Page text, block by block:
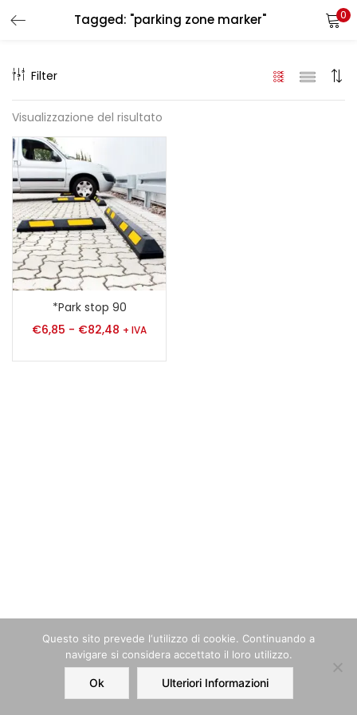
Tagged: "parking zone marker" 0
Home Order Account
Filter
Visualizzazione del risultato
*Park stop 90
€6,85 - €82,48 + IVA
LOGIN REGISTER
Enter your username and password to login.
Remember me
Login
Lost password?
Questo sito prevede l‘utilizzo di cookie. Continuando a
navigare si considera accettato il loro utilizzo.
Ok Ulteriori Informazioni